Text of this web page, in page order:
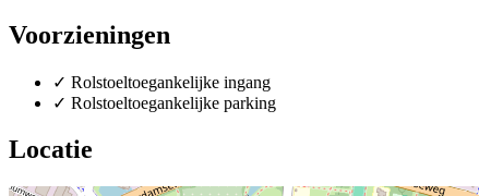
Voorzieningen
✓ Rolstoeltoegankelijke ingang
✓ Rolstoeltoegankelijke parking
Locatie